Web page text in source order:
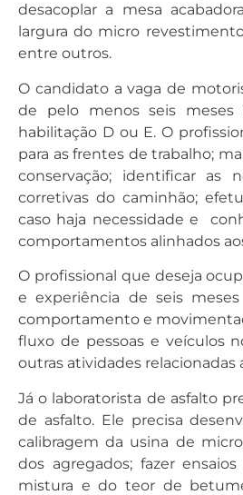
desacoplar a mesa
largura do micro
entre outros.
O candidato a vaga de
de pelo menos seis
habilitação D ou E. O
para as frentes de trabalho;
conservação; identificar as
corretivas do caminhão;
caso haja necessidade e
comportamentos alinhados
O profissional que deseja
e experiência de seis
comportamento e
fluxo de pessoas e veículos
outras atividades relacionadas
Já o laboratorista de asfalto
de asfalto. Ele precisa
calibragem da usina de
dos agregados; fazer
mistura e do teor de